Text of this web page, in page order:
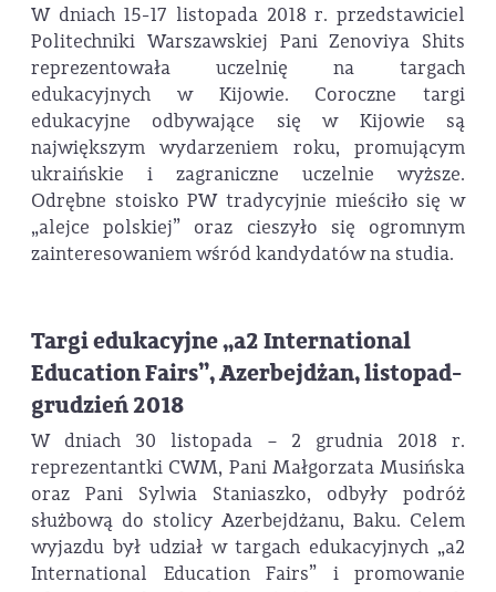
W dniach 15-17 listopada 2018 r. przedstawiciel
Politechniki Warszawskiej Pani Zenoviya Shits
reprezentowała uczelnię na targach
edukacyjnych w Kijowie. Coroczne targi
edukacyjne odbywające się w Kijowie są
największym wydarzeniem roku, promującym
ukraińskie i zagraniczne uczelnie wyższe.
Odrębne stoisko PW tradycyjnie mieściło się w
„alejce polskiej” oraz cieszyło się ogromnym
zainteresowaniem wśród kandydatów na studia.
Targi edukacyjne „a2 International
Education Fairs”, Azerbejdżan, listopad-
grudzień 2018
W dniach 30 listopada – 2 grudnia 2018 r.
reprezentantki CWM, Pani Małgorzata Musińska
oraz Pani Sylwia Staniaszko, odbyły podróż
służbową do stolicy Azerbejdżanu, Baku. Celem
wyjazdu był udział w targach edukacyjnych „a2
International Education Fairs” i promowanie